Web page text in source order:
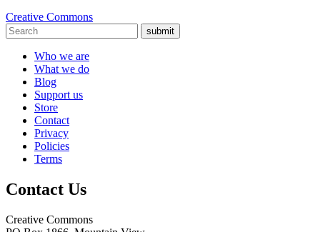
Creative Commons
submit
Who we are
What we do
Blog
Support us
Store
Contact
Privacy
Policies
Terms
Contact Us
Creative Commons